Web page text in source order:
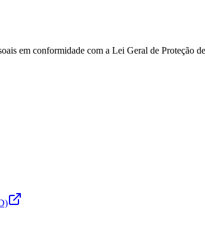
em conformidade com a Lei Geral de Proteção